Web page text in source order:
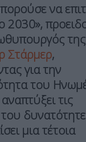
να
της
Στάρμερ,
για την
του
τις
του
μια τέτοια